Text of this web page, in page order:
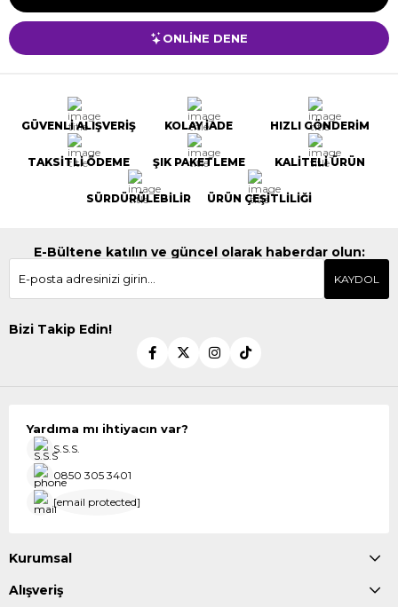
ONLİNE DENE
GÜVENLİ ALIŞVERİŞ KOLAY İADE HIZLI GÖNDERİM
TAKSİTLİ ÖDEME ŞIK PAKETLEME KALİTELİ ÜRÜN
SÜRDÜRÜLEBİLİR ÜRÜN ÇEŞİTLİLİĞİ
E-Bültene katılın ve güncel olarak haberdar olun:
KAYDOL
Bizi Takip Edin!
Yardıma mı ihtiyacın var?
S.S.S.
0850 305 3401
[email protected]
Kurumsal
Alışveriş